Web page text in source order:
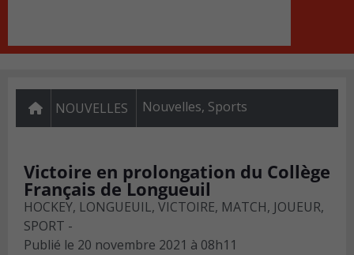
NOUVELLES Nouvelles, Sports
Victoire en prolongation du Collège
Français de Longueuil
HOCKEY, LONGUEUIL, VICTOIRE, MATCH, JOUEUR,
SPORT -
Publié le 20 novembre 2021 à 08h11